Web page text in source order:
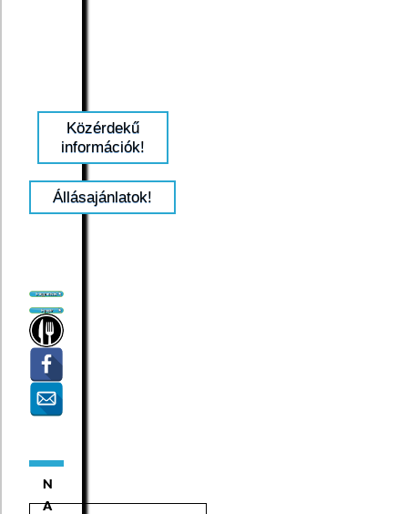
Közérdekű
információk!
Állásajánlatok!
N
A